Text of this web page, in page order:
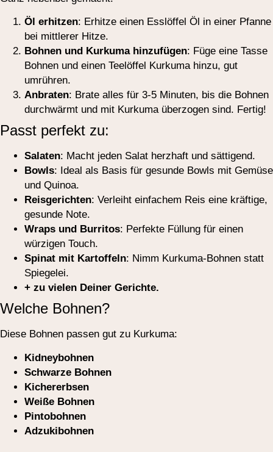
Öl erhitzen: Erhitze einen Esslöffel Öl in einer Pfanne
bei mittlerer Hitze.
Bohnen und Kurkuma hinzufügen: Füge eine Tasse
Bohnen und einen Teelöffel Kurkuma hinzu, gut
umrühren.
Anbraten: Brate alles für 3-5 Minuten, bis die Bohnen
durchwärmt und mit Kurkuma überzogen sind. Fertig!
Passt perfekt zu:
Salaten: Macht jeden Salat herzhaft und sättigend.
Bowls: Ideal als Basis für gesunde Bowls mit Gemüse
und Quinoa.
Reisgerichten: Verleiht einfachem Reis eine kräftige,
gesunde Note.
Wraps und Burritos: Perfekte Füllung für einen
würzigen Touch.
Spinat mit Kartoffeln: Nimm Kurkuma-Bohnen statt
Spiegelei.
+ zu vielen Deiner Gerichte.
Welche Bohnen?
Diese Bohnen passen gut zu Kurkuma:
Kidneybohnen
Schwarze Bohnen
Kichererbsen
Weiße Bohnen
Pintobohnen
Adzukibohnen